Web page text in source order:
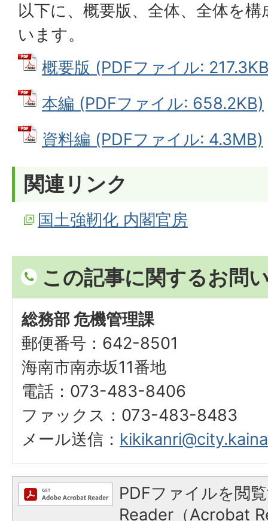
以下に、概要版、全体、全体を
います。
概要版 (PDFファイル:
本編 (PDFファイル: 658.2KB)
資料編 (PDFファイル: 4.3MB)
関連リンク
国土強靭化 内閣官房
この記事に関するお問
総務部 危機管理課
郵便番号：642-8501
海南市南赤坂11番地
電話：073-483-8406
ファックス：073-483-8483
メール送信：
PDFファイルを閲
Reader（Acrobat